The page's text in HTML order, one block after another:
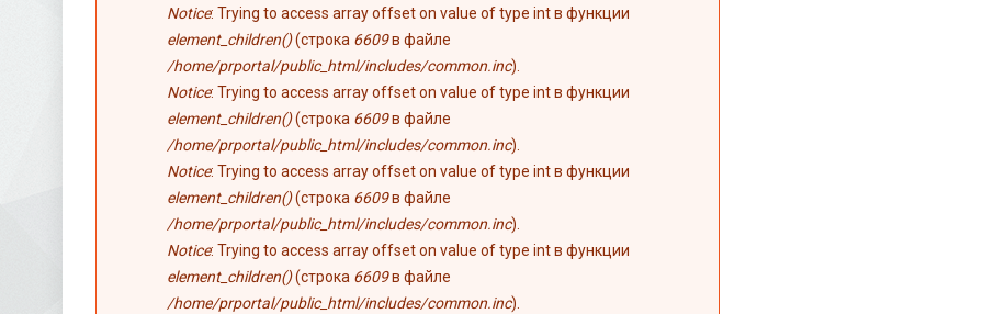
Notice: Trying to access array offset on value of type int в функции
element_children()(строка 6609в файле
/home/prportal/public_html/includes/common.inc).
Notice: Trying to access array offset on value of type int в функции
element_children()(строка 6609в файле
/home/prportal/public_html/includes/common.inc).
Notice: Trying to access array offset on value of type int в функции
element_children()(строка 6609в файле
/home/prportal/public_html/includes/common.inc).
Notice: Trying to access array offset on value of type int в функции
element_children()(строка 6609в файле
/home/prportal/public_html/includes/common.inc).